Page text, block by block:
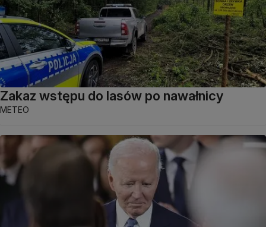
Zakaz wstępu do lasów po nawałnicy
METEO